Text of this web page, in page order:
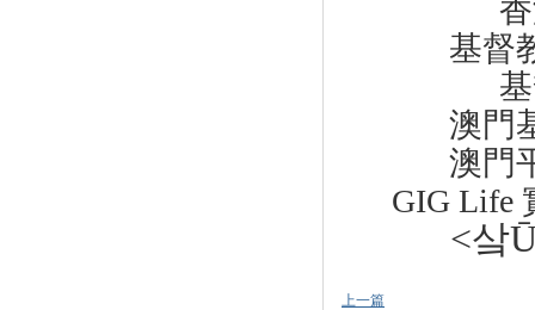
香港
基督
基督
澳門
澳門
GIG Life
<샄
上一篇